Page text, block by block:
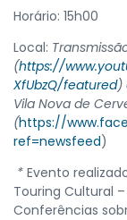
Horário: 15h00
Local:
(https://
XfUbzQ/featured)
Vila Nova de
(https://
ref=newsfeed)
* Evento
Touring Cultural
Conferências